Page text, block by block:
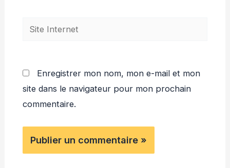
Site
Enregistrer mon nom, mon e-mail et mon
site dans le navigateur pour mon prochain
commentaire.